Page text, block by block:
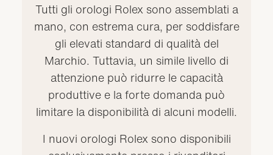
Tutti gli orologi Rolex sono assemblati a
mano, con estrema cura, per soddisfare
gli elevati standard di qualità del
Marchio. Tuttavia, un simile livello di
attenzione può ridurre le capacità
produttive e la forte domanda può
limitare la disponibilità di alcuni modelli.
I nuovi orologi Rolex sono disponibili